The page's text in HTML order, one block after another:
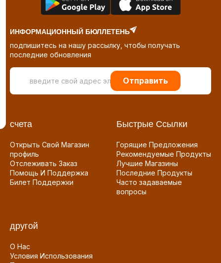
ИНФОРМАЦИОННЫЙ БЮЛЛЕТЕНЬ
подпишитесь на нашу рассылку, чтобы получать
последние обновления
Отправить
счета
Открыть Свой Магазин
профиль
Отслеживать Заказ
Помощь И Поддержка
Билет Поддержки
Быстрые Ссылки
Горящие Предложения
Рекомендуемые Продукты
Лучшие Магазины
Последние Продукты
Часто задаваемые
вопросы
другой
О Нас
Условия Использования